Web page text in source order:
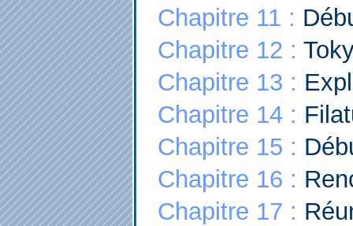
Chapitre 11 :
Chapitre 12 :
Chapitre 13 :
Chapitre 14 :
Chapitre 15 :
Chapitre 16 :
Chapitre 17 :